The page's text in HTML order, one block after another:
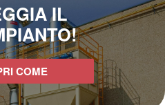
IL
COME